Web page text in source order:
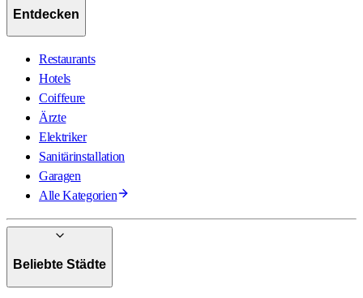
Entdecken
Restaurants
Hotels
Coiffeure
Ärzte
Elektriker
Sanitärinstallation
Garagen
Alle Kategorien
Beliebte Städte